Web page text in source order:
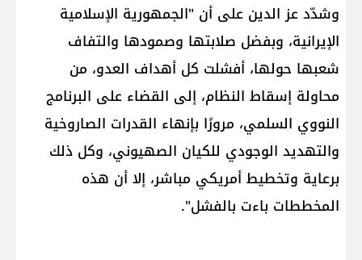
وشدّد عز الدين على أن "الجمهورية الإسلامية
الإيرانية، وبفضل صلابتها وصمودها والتفاف
شعبها حولها، أفشلت كل أهداف العدو، من
محاولة إسقاط النظام، إلى القضاء على البرنامج
النووي السلمي، مرورًا بإنهاء القدرات الصاروخية
والتهديد الوجودي للكيان الصهيوني، وكل ذلك
برعاية وتخطيط أمريكي مباشر، إلا أن هذه
المخططات باءت بالفشل".